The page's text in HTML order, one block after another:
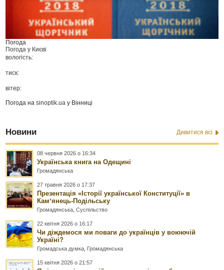
Погода
Погода у Києві
вологість:
тиск:
вітер:
Погода наsinoptik.ua у Вінниці
Новини Дивитися всі
08 червня 2026 о 16:34
Українська книга на Одещині
Громадянська
27 травня 2026 о 17:37
Презентація «Історії української Конституції» в
Камʼянець-Подільську
Громадянська ,Суспільство
22 квітня 2026 о 16:17
Чи діждемося ми поваги до українців у воюючій
Україні?
Громадська думка Громадянська
15 квітня 2026 о 21:57